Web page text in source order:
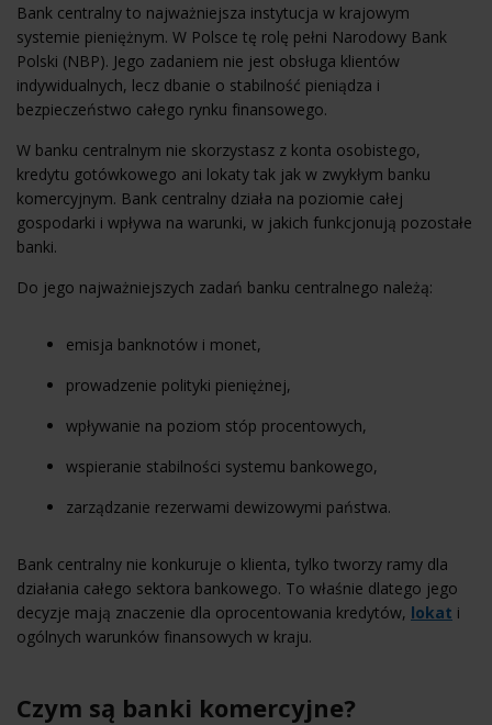
Bank centralny to najważniejsza instytucja w krajowym
systemie pieniężnym. W Polsce tę rolę pełni Narodowy Bank
Polski (NBP). Jego zadaniem nie jest obsługa klientów
indywidualnych, lecz dbanie o stabilność pieniądza i
bezpieczeństwo całego rynku finansowego.
W banku centralnym nie skorzystasz z konta osobistego,
kredytu gotówkowego ani lokaty tak jak w zwykłym banku
komercyjnym. Bank centralny działa na poziomie całej
gospodarki i wpływa na warunki, w jakich funkcjonują pozostałe
banki.
Do jego najważniejszych zadań banku centralnego należą:
emisja banknotów i monet,
prowadzenie polityki pieniężnej,
wpływanie na poziom stóp procentowych,
wspieranie stabilności systemu bankowego,
zarządzanie rezerwami dewizowymi państwa.
Bank centralny nie konkuruje o klienta, tylko tworzy ramy dla
działania całego sektora bankowego. To właśnie dlatego jego
decyzje mają znaczenie dla oprocentowania kredytów, lokat i
ogólnych warunków finansowych w kraju.
Czym są banki komercyjne?